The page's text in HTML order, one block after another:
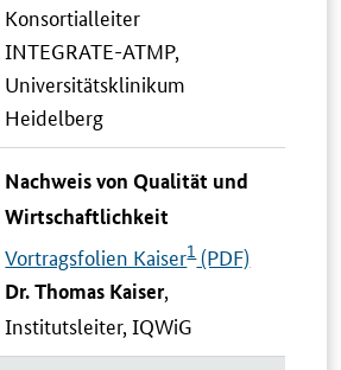
Konsortialleiter
INTEGRATE-ATMP,
Universitätsklinikum
Heidelberg
Nachweis von Qualität und
Wirtschaftlichkeit
Vortragsfolien Kaiser1(PDF)
Dr. Thomas Kaiser,
Institutsleiter, IQWiG